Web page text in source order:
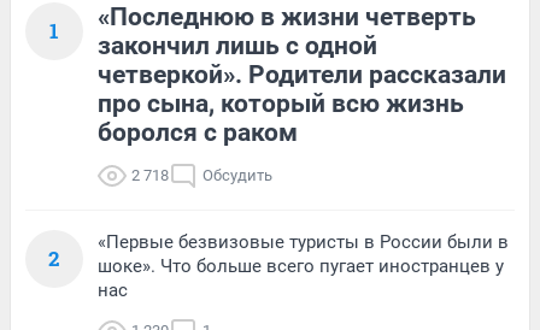
1
«Последнюю в жизни четверть
закончил лишь с одной
четверкой». Родители рассказали
про сына, который всю жизнь
боролся с раком
2 718 Обсудить
2
«Первые безвизовые туристы в России были в
шоке». Что больше всего пугает иностранцев у
нас